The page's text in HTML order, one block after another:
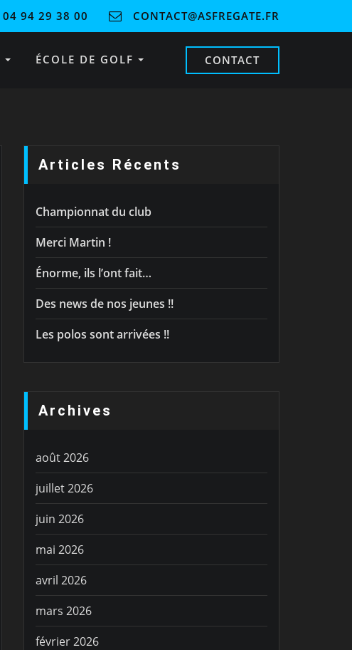
04 94 29 38 00 CONTACT@ASFREGATE.FR
ÉCOLE DE GOLF CONTACT
Articles Récents
Championnat du club
Merci Martin !
Énorme, ils l’ont fait…
Des news de nos jeunes !!
Les polos sont arrivées !!
Archives
août 2026
juillet 2026
juin 2026
mai 2026
avril 2026
mars 2026
février 2026